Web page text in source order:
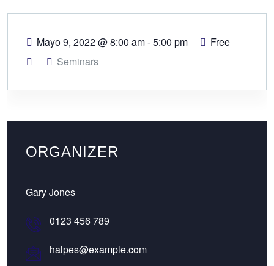
Mayo 9, 2022@8:00 am - 5:00 pm
Free
Seminars
ORGANIZER
Gary Jones
0123 456 789
halpes@example.com